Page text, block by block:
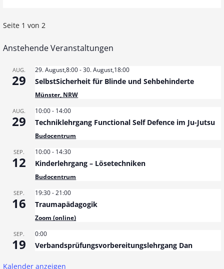
B
e
N
Seite 1 von 2
Anstehende Veranstaltungen
AUG.
29
29. August,8:00-30. August,18:00
SelbstSicherheit für Blinde und Sehbehinderte
Münster, NRW
AUG.
29
10:00- 14:00
Techniklehrgang Functional Self Defence im Ju-Jutsu
Budocentrum
SEP.
12
10:00- 14:30
Kinderlehrgang – Lösetechniken
Budocentrum
SEP.
16
19:30-21:00
Traumapädagogik
Zoom (online)
SEP.
19
0:00
Verbandsprüfungsvorbereitungslehrgang Dan
Kalender anzeigen